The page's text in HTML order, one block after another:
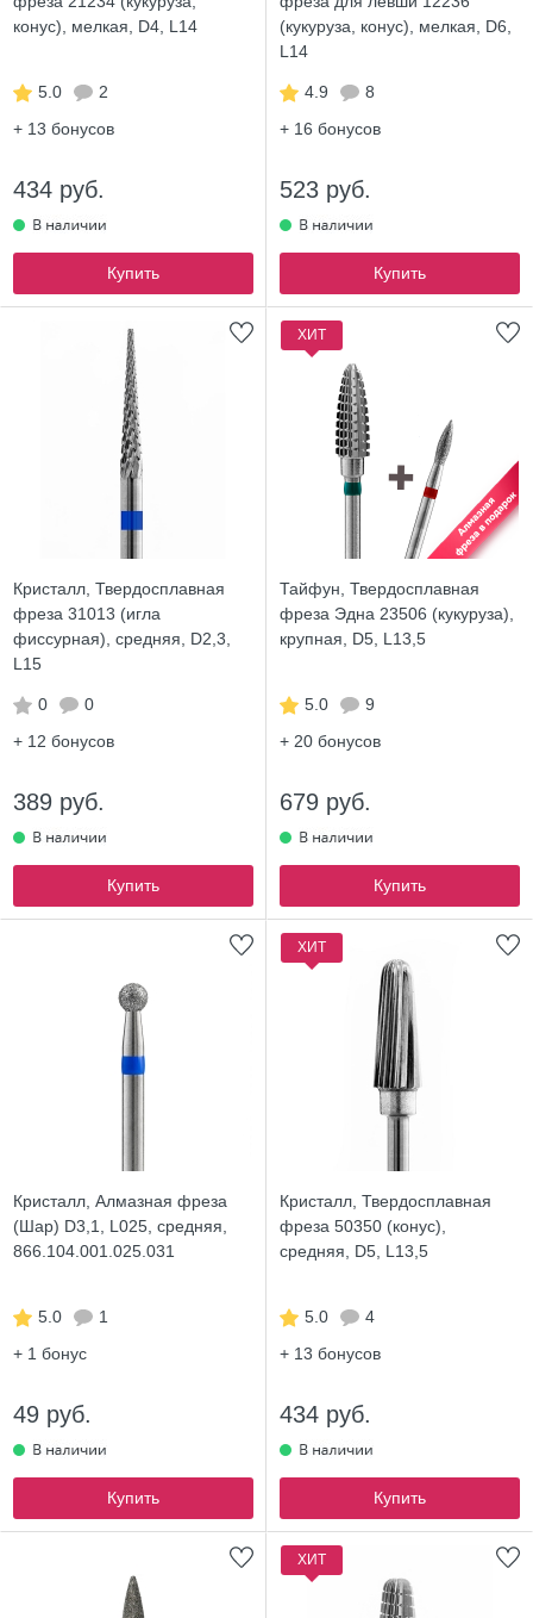
конус), мелкая, D4, L14
5.0
2
+ 13 бонусов
434 руб.
Купить
(кукуруза, конус), мелкая, D6,
L14
4.9
8
+ 16 бонусов
523 руб.
Купить
Кристалл, Твердосплавная
фреза 31013 (игла
фиссурная), средняя, D2,3,
L15
0
0
+ 12 бонусов
389 руб.
Купить
ХИТ
Тайфун, Твердосплавная
фреза Эдна 23506 (кукуруза),
крупная, D5, L13,5
5.0
9
+ 20 бонусов
679 руб.
Купить
Кристалл, Алмазная фреза
(Шар) D3,1, L025, средняя,
866.104.001.025.031
5.0
1
+ 1 бонус
49 руб.
Купить
ХИТ
Кристалл, Твердосплавная
фреза 50350 (конус),
средняя, D5, L13,5
5.0
4
+ 13 бонусов
434 руб.
Купить
ХИТ